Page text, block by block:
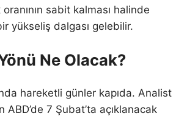
sabit kalması halinde
yükseliş dalgası gelebilir.
Ne Olacak?
hareketli günler kapıda. Analist
ABD’de 7 Şubat’ta açıklanacak